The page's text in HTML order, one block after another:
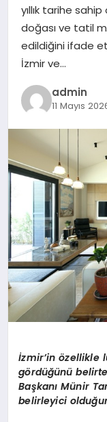
yıllık tarihe
doğası ve tatil
edildiğini ifade
İzmir ve…
admin
11 Mayıs
İzmir’in özellikle
gördüğünü
Başkanı Münir
belirleyici